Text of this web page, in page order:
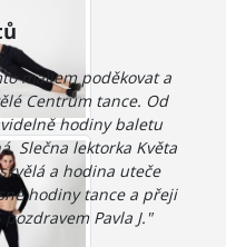
mailem poděkovat a
Centrum tance. Od
hodiny baletu
Slečna lektorka Květa
a hodina uteče
hodiny tance a přeji
Pavla J."